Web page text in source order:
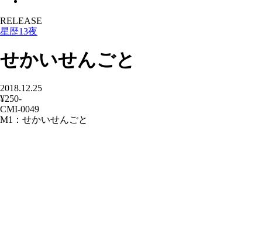
RELEASE
星歴13夜
せかいせんごと
2018.12.25
¥250-
CMI-0049
M1：せかいせんごと